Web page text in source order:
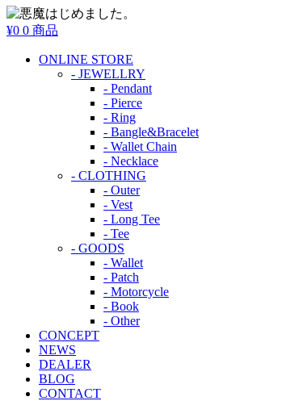
¥0 0 商品
ONLINE STORE
- JEWELLRY
- Pendant
- Pierce
- Ring
- Bangle&Bracelet
- Wallet Chain
- Necklace
- CLOTHING
- Outer
- Vest
- Long Tee
- Tee
- GOODS
- Wallet
- Patch
- Motorcycle
- Book
- Other
CONCEPT
NEWS
DEALER
BLOG
CONTACT